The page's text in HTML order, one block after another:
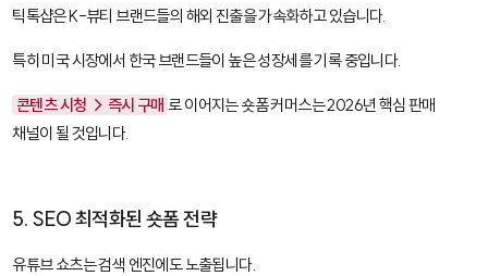
틱톡샵은 K-뷰티 브랜드들의 해외 진출을 가속화하고 있습니다.
특히 미국 시장에서 한국 브랜드들이 높은 성장세를 기록 중입니다.
콘텐츠 시청 → 즉시 구매 로 이어지는 숏폼 커머스는 2026년 핵심 판매
채널이 될 것입니다.
5. SEO 최적화된 숏폼 전략
유튜브 쇼츠는 검색 엔진에도 노출됩니다.